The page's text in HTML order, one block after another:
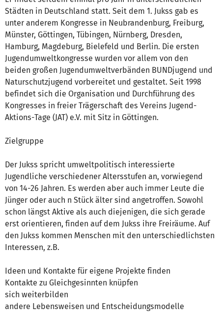
Städten in Deutschland statt. Seit dem 1. Jukss gab es
unter anderem Kongresse in Neubrandenburg, Freiburg,
Münster, Göttingen, Tübingen, Nürnberg, Dresden,
Hamburg, Magdeburg, Bielefeld und Berlin. Die ersten
Jugendumweltkongresse wurden vor allem von den
beiden großen Jugendumweltverbänden BUNDjugend und
Naturschutzjugend vorbereitet und gestaltet. Seit 1998
befindet sich die Organisation und Durchführung des
Kongresses in freier Trägerschaft des Vereins Jugend-
Aktions-Tage (JAT) e.V. mit Sitz in Göttingen.
Zielgruppe
Der Jukss spricht umweltpolitisch interessierte
Jugendliche verschiedener Altersstufen an, vorwiegend
von 14-26 Jahren. Es werden aber auch immer Leute die
Jünger oder auch n Stück älter sind angetroffen. Sowohl
schon längst Aktive als auch diejenigen, die sich gerade
erst orientieren, finden auf dem Jukss ihre Freiräume. Auf
den Jukss kommen Menschen mit den unterschiedlichsten
Interessen, z.B.
Ideen und Kontakte für eigene Projekte finden
Kontakte zu Gleichgesinnten knüpfen
sich weiterbilden
andere Lebensweisen und Entscheidungsmodelle